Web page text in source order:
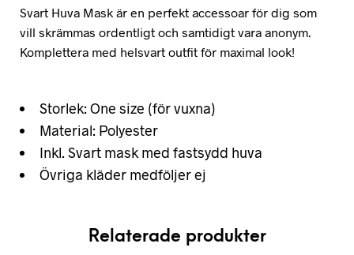
Svart Huva Mask är en perfekt accessoar för dig som
vill skrämmas ordentligt och samtidigt vara anonym.
Komplettera med helsvart outfit för maximal look!
Storlek: One size (för vuxna)
Material: Polyester
Inkl. Svart mask med fastsydd huva
Övriga kläder medföljer ej
Relaterade produkter